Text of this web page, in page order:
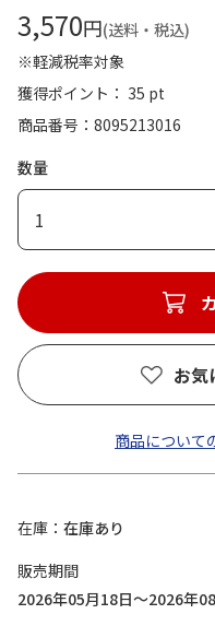
3,570円(送料・税込)
※軽減税率対象
獲得ポイント： 35 pt
商品番号
8095213016
数量
1
お気
商品について
在庫
在庫あり
販売期間
2026年05月18日～2026年